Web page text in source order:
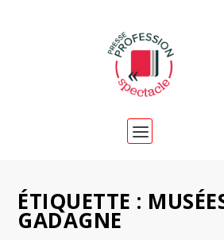
ÉTIQUETTE :
GADAGNE